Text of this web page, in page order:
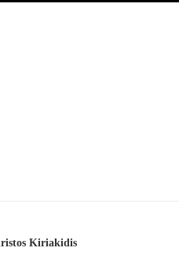
Kiriakidis